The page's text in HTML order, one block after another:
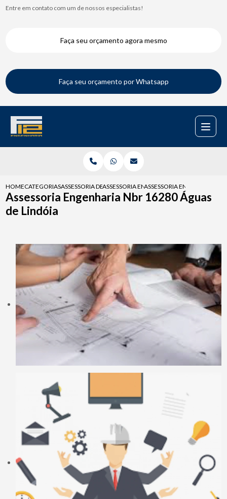
Entre em contato com um de nossos especialistas!
Faça seu orçamento agora mesmo
Faça seu orçamento por Whatsapp
HOMECATEGORIASASSESSORIA DE ENGENHARIAASSESSORIA ENGENHARIA PARA
ASSESSORIA ENGENHARIA
Assessoria Engenharia Nbr 16280 Águas
de Lindóia